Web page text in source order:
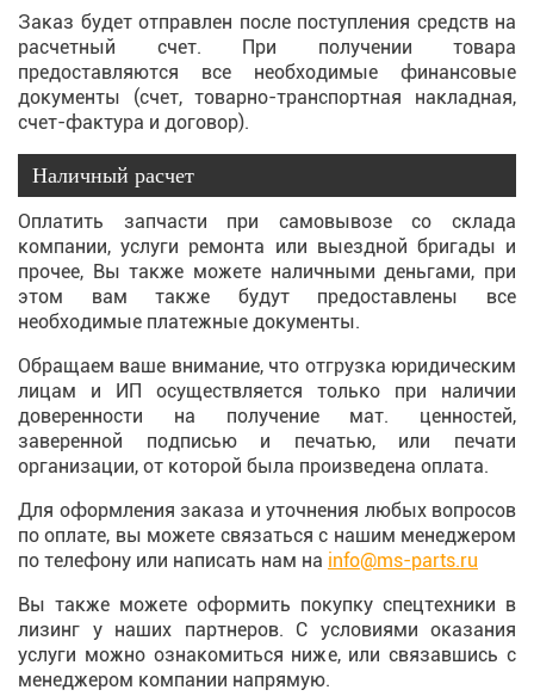
Заказ будет отправлен после поступления средств на
расчетный счет. При получении товара
предоставляются все необходимые финансовые
документы (счет, товарно-транспортная накладная,
счет-фактура и договор).
Наличный расчет
Оплатить запчасти при самовывозе со склада
компании, услуги ремонта или выездной бригады и
прочее, Вы также можете наличными деньгами, при
этом вам также будут предоставлены все
необходимые платежные документы.
Обращаем ваше внимание, что отгрузка юридическим
лицам и ИП осуществляется только при наличии
доверенности на получение мат. ценностей,
заверенной подписью и печатью, или печати
организации, от которой была произведена оплата.
Для оформления заказа и уточнения любых вопросов
по оплате, вы можете связаться с нашим менеджером
по телефону или написать нам на info@ms-parts.ru
Вы также можете оформить покупку спецтехники в
лизинг у наших партнеров. С условиями оказания
услуги можно ознакомиться ниже, или связавшись с
менеджером компании напрямую.